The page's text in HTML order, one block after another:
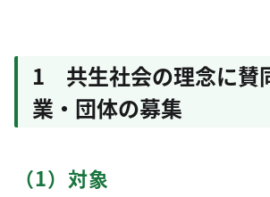
1 共生社会の理念に賛
業・団体の募集
（1）対象